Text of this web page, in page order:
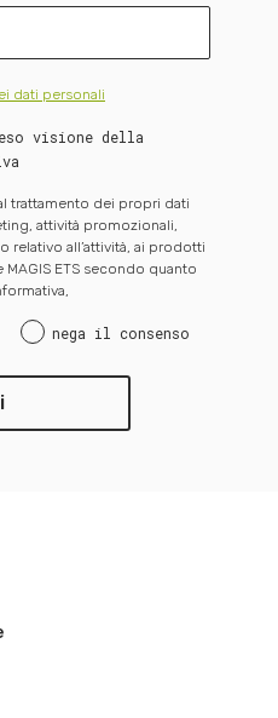
dati personali
visione della
trattamento dei propri dati
attività promozionali,
relativo all’attività, ai prodotti
ETS secondo quanto
nega il consenso